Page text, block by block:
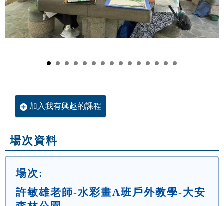
加入我有興趣的課程
場次資料
場次:
許敏雄老師-水彩畫A班戶外教學-大安